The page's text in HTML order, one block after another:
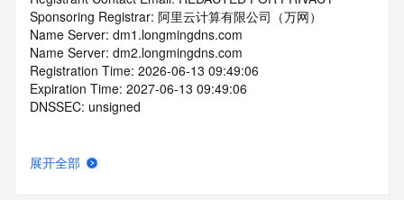
Sponsoring Registrar: 阿里云计算有限公司（万网）
Name Server: dm1.longmingdns.com
Name Server: dm2.longmingdns.com
Registration Time: 2026-06-13 09:49:06
Expiration Time: 2027-06-13 09:49:06
DNSSEC: unsigned
展开全部